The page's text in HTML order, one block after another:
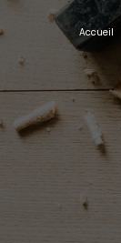
Accueil
Panneau de